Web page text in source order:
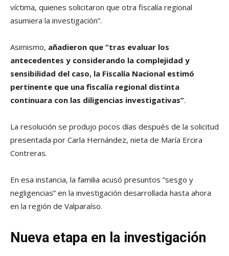
víctima, quienes solicitaron que otra fiscalía regional
asumiera la investigación”.
Asimismo, añadieron que “tras evaluar los
antecedentes y considerando la complejidad y
sensibilidad del caso, la Fiscalía Nacional estimó
pertinente que una fiscalía regional distinta
continuara con las diligencias investigativas”.
La resolución se produjo pocos días después de la solicitud
presentada por Carla Hernández, nieta de María Ercira
Contreras.
En esa instancia, la familia acusó presuntos “sesgo y
negligencias” en la investigación desarrollada hasta ahora
en la región de Valparaíso.
Nueva etapa en la investigación